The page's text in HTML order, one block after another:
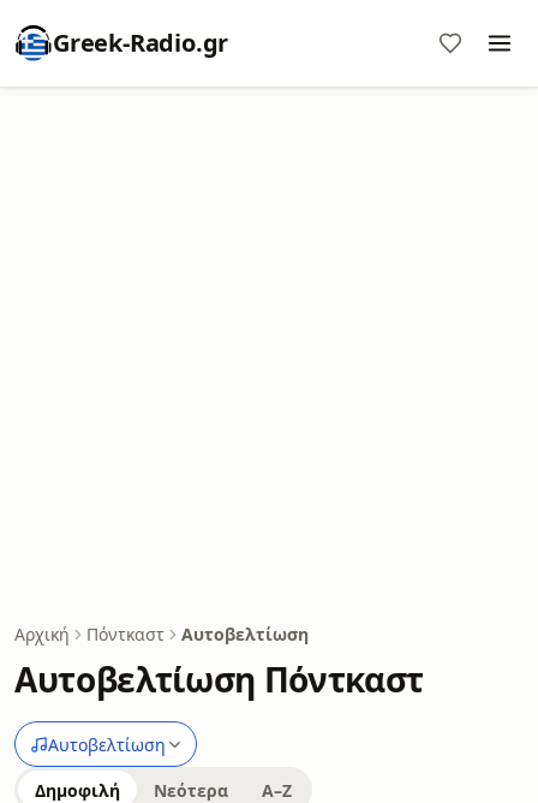
Greek-Radio.gr
Αρχική Πόντκαστ Αυτοβελτίωση
Αυτοβελτίωση Πόντκαστ
Αυτοβελτίωση
Δημοφιλή Νεότερα A–Z